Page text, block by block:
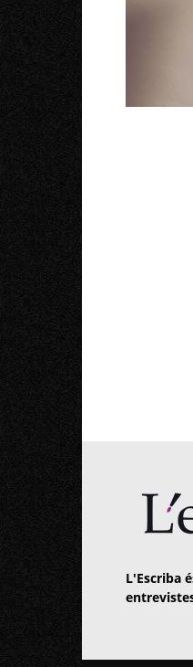
L'Escriba